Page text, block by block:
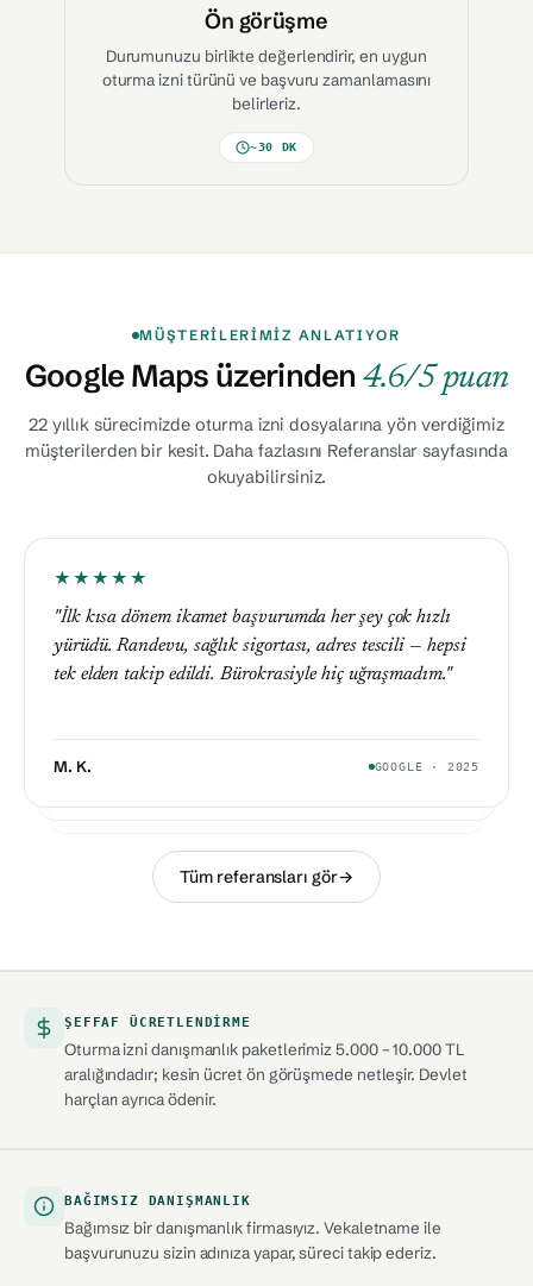
Ön görüşme
Durumunuzu birlikte değerlendirir, en uygun
oturma izni türünü ve başvuru zamanlamasını
belirleriz.
~30 DK
MÜŞTERILERIMIZ ANLATIYOR
Google Maps üzerinden 4.6/5 puan
22 yıllık sürecimizde oturma izni dosyalarına yön verdiğimiz
müşterilerden bir kesit. Daha fazlasını Referanslar sayfasında
okuyabilirsiniz.
★★★★★
"İlk kısa dönem ikamet başvurumda her şey çok hızlı
yürüdü. Randevu, sağlık sigortası, adres tescili — hepsi
tek elden takip edildi. Bürokrasiyle hiç uğraşmadım."
M. K. GOOGLE · 2025
★★★★★
"8 yılımı tamamlayıp uzun dönem ikamete geçişte yurt
dışı sürelerimin kanıtı en zor kısımdı. JS Vural ekibi
★★★★★
"Ailecek Türkiye'ye yerleşirken aile ikamet süreçlerimizi
onlara emanet ettik. Aracısız ve şeffaf çalışıyorlar."
Tüm referansları gör→
ŞEFFAF ÜCRETLENDIRME
Oturma izni danışmanlık paketlerimiz 5.000 – 10.000 TL
aralığındadır; kesin ücret ön görüşmede netleşir. Devlet
harçları ayrıca ödenir.
BAĞIMSIZ DANIŞMANLIK
Bağımsız bir danışmanlık firmasıyız. Vekaletname ile
başvurunuzu sizin adınıza yapar, süreci takip ederiz.